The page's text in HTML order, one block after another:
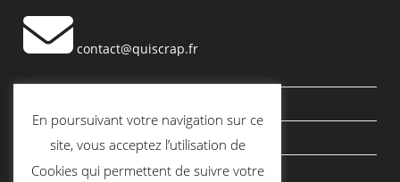
contact@quiscrap.fr
Le Blog
Conditions générales de vente
En poursuivant votre navigation sur ce
site, vous acceptez l’utilisation de
Cookies qui permettent de suivre votre